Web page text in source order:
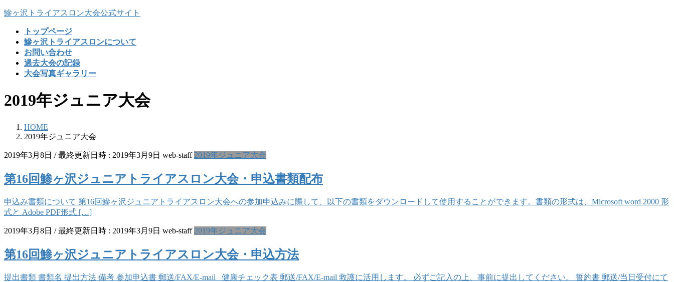
コ
ッ
プ
ナ
移
動
鰺ヶ沢トライアスロン大会公式サイト
トップページ
鰺ヶ沢トライアスロンについて
お問い合わせ
過去大会の記録
大会写真ギャラリー
2019年ジュニア大会
HOME
2019年ジュニア大会
2019年3月8日 / 最終更新日時 : 2019年3月9日 web-staff 2019年ジュニア大会
第16回鯵ヶ沢ジュニアトライアスロン大会・申込書類配布
申込み書類について 第16回鰺ヶ沢ジュニアトライアスロン大会への参加申込みに際して、以下の書類をダウンロードして使用することができます。書類の形式は、Microsoft word 2000 形
式と Adobe PDF形式 […]
2019年3月8日 / 最終更新日時 : 2019年3月9日 web-staff 2019年ジュニア大会
第16回鯵ヶ沢ジュニアトライアスロン大会・申込方法
提出書類 書類名 提出方法 備考 参加申込書 郵送/FAX/E-mail 健康チェック表 郵送/FAX/E-mail 救護に活用します。 必ずご記入の上、事前に提出してください。 誓約書 郵送/当日受付にて